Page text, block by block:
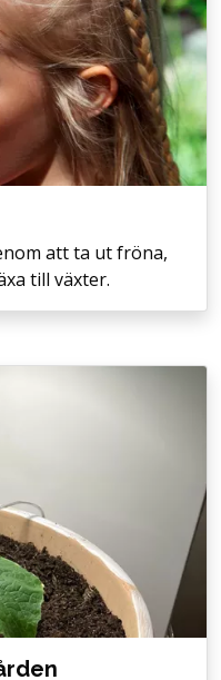
att ta ut fröna,
till växter.